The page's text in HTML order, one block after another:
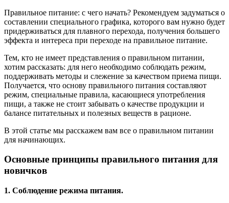
Правильное питание: с чего начать? Рекомендуем задуматься о
составлении специального графика, которого вам нужно будет
придерживаться для плавного перехода, получения большего
эффекта и интереса при переходе на правильное питание.
Тем, кто не имеет представления о правильном питании,
хотим рассказать: для него необходимо соблюдать режим,
поддерживать методы и слежение за качеством приема пищи.
Получается, что основу правильного питания составляют
режим, специальные правила, касающиеся употребления
пищи, а также не стоит забывать о качестве продукции и
балансе питательных и полезных веществ в рационе.
В этой статье мы расскажем вам все о правильном питании
для начинающих.
Основные принципы правильного питания для
новичков
1. Соблюдение режима питания.